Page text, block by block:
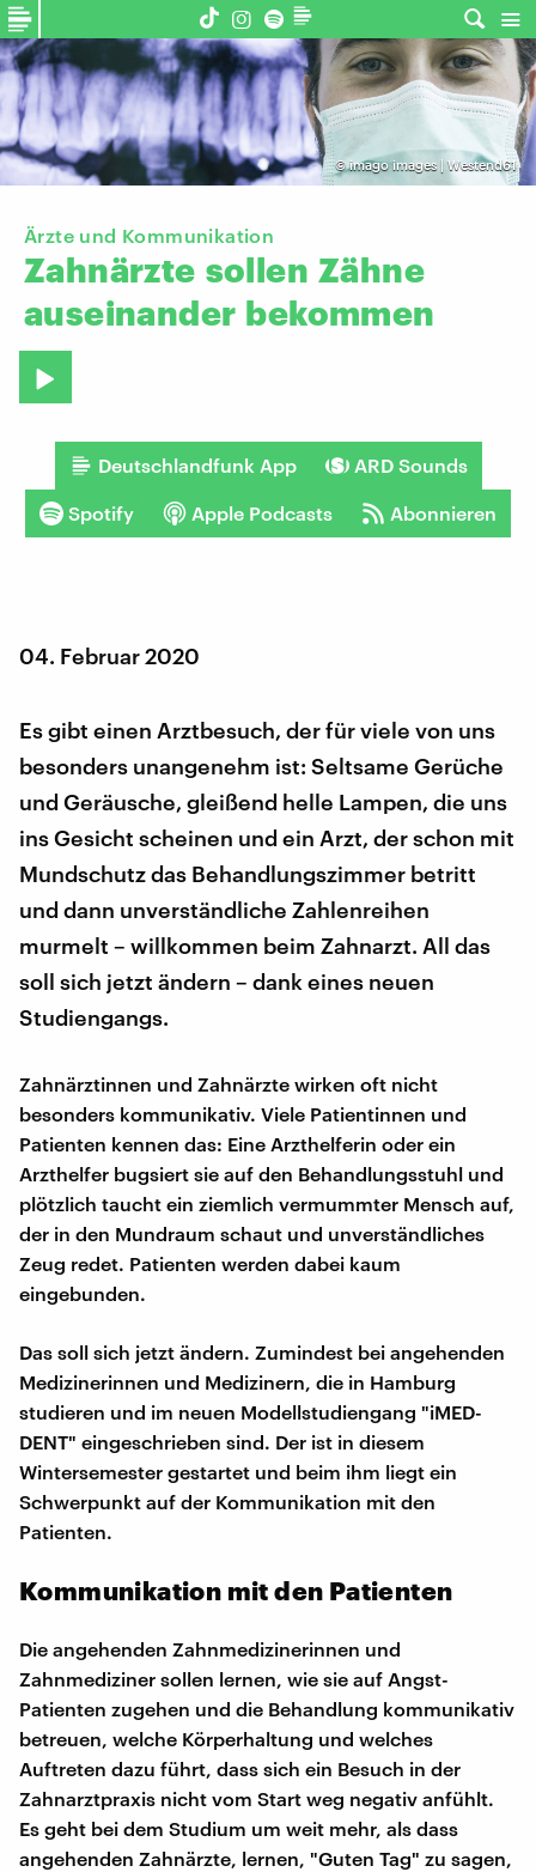
©imago images | Westend61
Ärzte und Kommunikation
Zahnärzte sollen Zähne
auseinander bekommen
Deutschlandfunk App ARD Sounds
Spotify Apple Podcasts Abonnieren
04. Februar 2020
Es gibt einen Arztbesuch, der für viele von uns
besonders unangenehm ist: Seltsame Gerüche
und Geräusche, gleißend helle Lampen, die uns
ins Gesicht scheinen und ein Arzt, der schon mit
Mundschutz das Behandlungszimmer betritt
und dann unverständliche Zahlenreihen
murmelt – willkommen beim Zahnarzt. All das
soll sich jetzt ändern – dank eines neuen
Studiengangs.
Zahnärztinnen und Zahnärzte wirken oft nicht
besonders kommunikativ. Viele Patientinnen und
Patienten kennen das: Eine Arzthelferin oder ein
Arzthelfer bugsiert sie auf den Behandlungsstuhl und
plötzlich taucht ein ziemlich vermummter Mensch auf,
der in den Mundraum schaut und unverständliches
Zeug redet. Patienten werden dabei kaum
eingebunden.
Das soll sich jetzt ändern. Zumindest bei angehenden
Medizinerinnen und Medizinern, die in Hamburg
studieren und im neuen Modellstudiengang "iMED-
DENT" eingeschrieben sind. Der ist in diesem
Wintersemester gestartet und beim ihm liegt ein
Schwerpunkt auf der Kommunikation mit den
Patienten.
Kommunikation mit den Patienten
Die angehenden Zahnmedizinerinnen und
Zahnmediziner sollen lernen, wie sie auf Angst-
Patienten zugehen und die Behandlung kommunikativ
betreuen, welche Körperhaltung und welches
Auftreten dazu führt, dass sich ein Besuch in der
Zahnarztpraxis nicht vom Start weg negativ anfühlt.
Es geht bei dem Studium um weit mehr, als dass
angehenden Zahnärzte, lernen, "Guten Tag" zu sagen,